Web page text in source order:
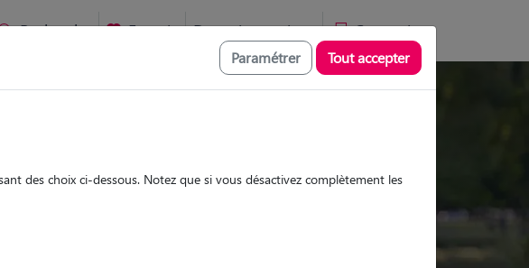
Recherche Favoris Devenir pet sitter Connexion
le Pet Sitter
le Pet Sitter Visites
Visites
Paramétrer Tout accepter
des choix ci-dessous. Notez que si vous désactivez complètement les